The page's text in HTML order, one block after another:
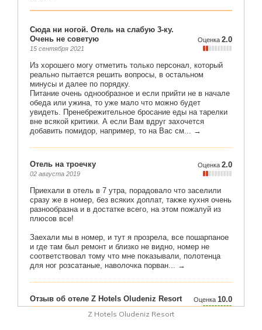
Z Hotels Oludeniz Resort